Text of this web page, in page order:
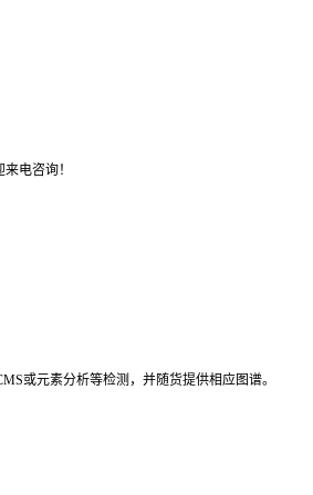
电咨询！
或元素分析等检测，并随货提供相应图谱。